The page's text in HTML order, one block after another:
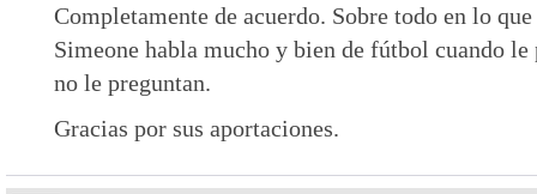
Completamente de acuerdo. Sobre todo en lo
Simeone habla mucho y bien de fútbol cuando
no le preguntan.
Gracias por sus aportaciones.